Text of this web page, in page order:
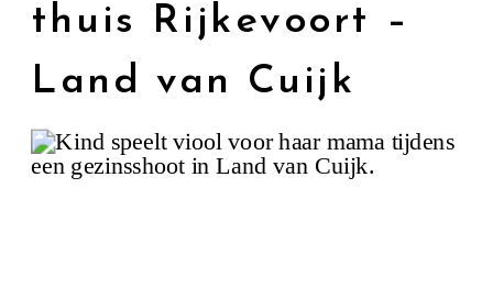
thuis Rijkevoort –
Land van Cuijk